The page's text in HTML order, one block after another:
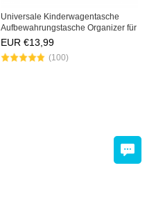
Universale Kinderwagentasche
Aufbewahrungstasche Organizer für
Buggy Kinderwagen
EUR €13,99
(100)